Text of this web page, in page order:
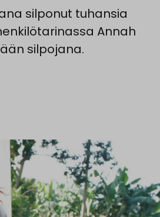
silponut tuhansia
Annah
silpojana.